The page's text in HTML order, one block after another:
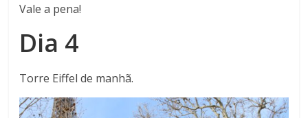
Vale a pena!
Dia 4
Torre Eiffel de manhã.